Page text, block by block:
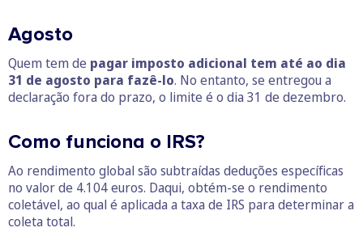
Agosto
Quem tem de pagar imposto adicional tem até ao dia
31 de agosto para fazê-lo. No entanto, se entregou a
declaração fora do prazo, o limite é o dia 31 de dezembro.
Como funciona o IRS?
Ao rendimento global são subtraídas deduções específicas
no valor de 4.104 euros. Daqui, obtém-se o rendimento
coletável, ao qual é aplicada a taxa de IRS para determinar a
coleta total.